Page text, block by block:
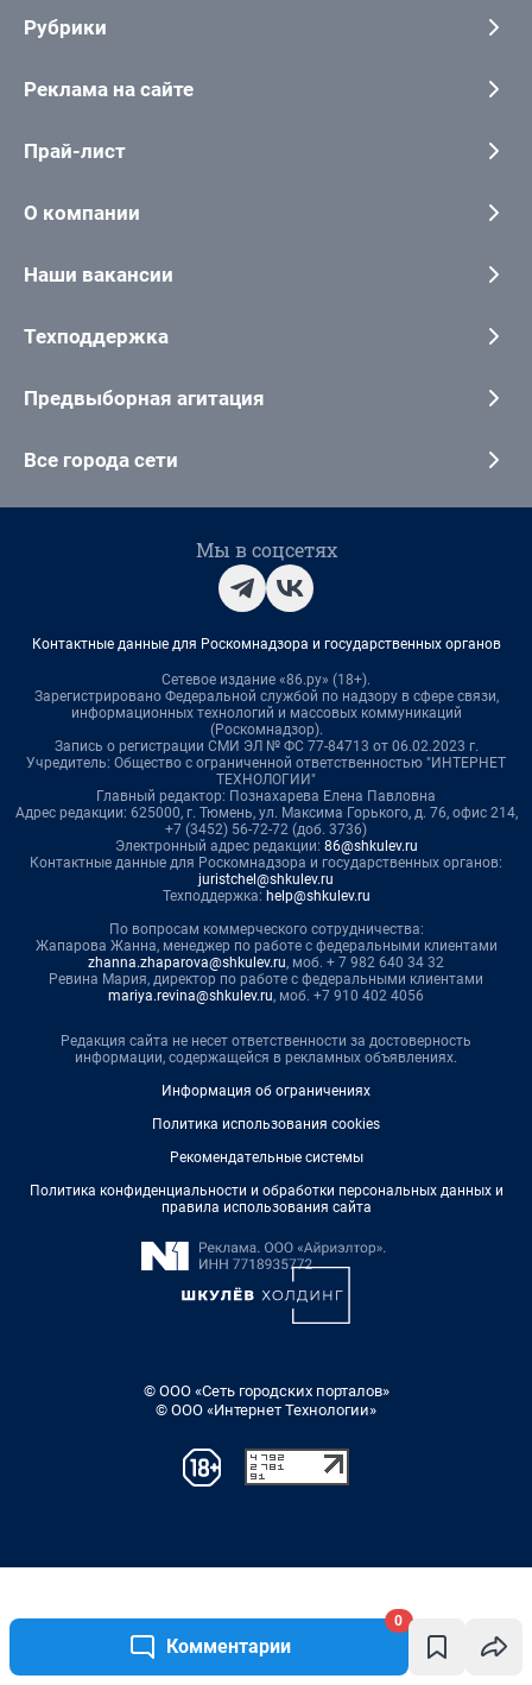
Комментарии
0